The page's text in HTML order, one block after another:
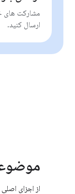
ارسال کنید.
از اجزای